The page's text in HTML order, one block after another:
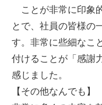
ことが非常に印象
とで、社員の皆様の
す。非常に些細なこ
付けることが「感謝
感じました。
【その他なんでも】